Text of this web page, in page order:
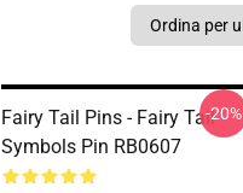
Fairy Tail Pins - Fairy Tail
Symbols Pin RB0607
-20%